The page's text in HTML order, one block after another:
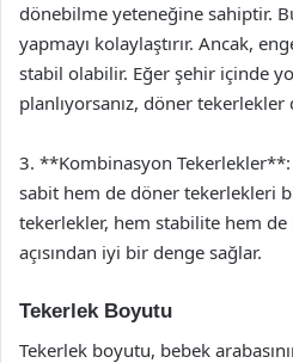
dönebilme yeteneğine sahiptir.
yapmayı kolaylaştırır. Ancak,
stabil olabilir. Eğer şehir içinde
planlıyorsanız, döner tekerlekler
3. **Kombinasyon Tekerlekler**:
sabit hem de döner tekerlekleri
tekerlekler, hem stabilite hem
açısından iyi bir denge sağlar.
Tekerlek Boyutu
Tekerlek boyutu, bebek